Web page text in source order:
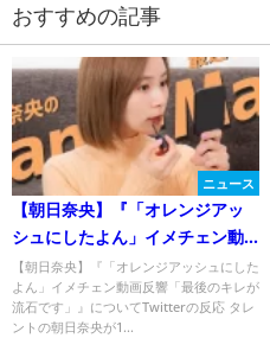
おすすめの記事
ニュース
【朝日奈央】『「オレンジアッ
シュにしたよん」イメチェン動
画反響「最後のキレが流石で
す」』について
【朝日奈央】『「オレンジアッシュにした
よん」イメチェン動画反響「最後のキレが
流石です」』についてTwitterの反応 タレ
ントの朝日奈央が1...